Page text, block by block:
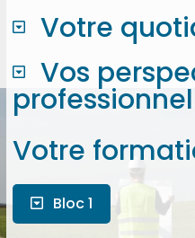
Votre
Vos
Votre
Bloc 1